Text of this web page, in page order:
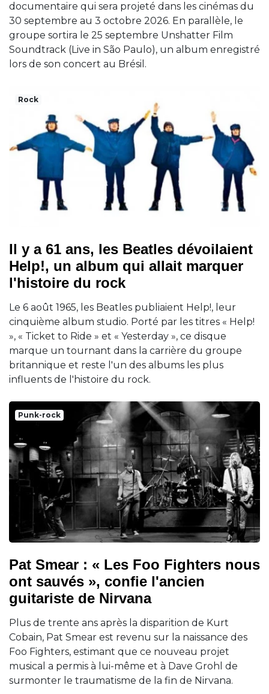
documentaire qui sera projeté dans les cinémas du
30 septembre au 3 octobre 2026. En parallèle, le
groupe sortira le 25 septembre Unshatter Film
Soundtrack (Live in São Paulo), un album enregistré
lors de son concert au Brésil.
Rock
Il y a 61 ans, les Beatles dévoilaient
Help!, un album qui allait marquer
l'histoire du rock
Le 6 août 1965, les Beatles publiaient Help!, leur
cinquième album studio. Porté par les titres « Help!
», « Ticket to Ride » et « Yesterday », ce disque
marque un tournant dans la carrière du groupe
britannique et reste l'un des albums les plus
influents de l'histoire du rock.
Punk-rock
Pat Smear : « Les Foo Fighters nous
ont sauvés », confie l'ancien
guitariste de Nirvana
Plus de trente ans après la disparition de Kurt
Cobain, Pat Smear est revenu sur la naissance des
Foo Fighters, estimant que ce nouveau projet
musical a permis à lui-même et à Dave Grohl de
surmonter le traumatisme de la fin de Nirvana.